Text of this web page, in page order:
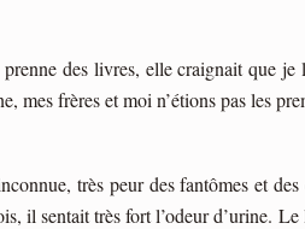
des livres, elle craignait que
mes frères et moi n’étions pas les
très peur des fantômes et
il sentait très fort l’odeur d’urine.